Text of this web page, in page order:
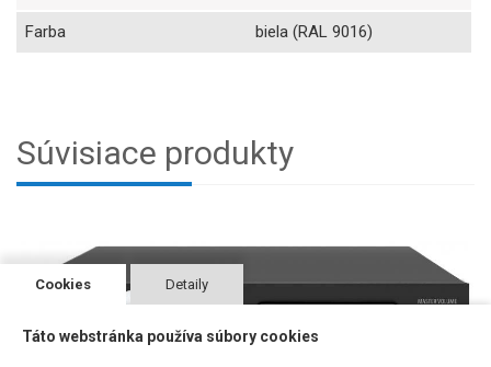
Farba biela (RAL 9016)
Súvisiace produkty
Cookies Detaily
Táto webstránka používa súbory cookies